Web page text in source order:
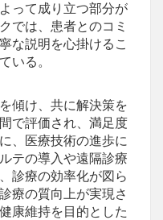
って成り立つ部分が
では、患者とのコミ
な説明を心掛けるこ
いる。
傾け、共に解決策を
で評価され、満足度
、医療技術の進歩に
テの導入や遠隔診療
診療の効率化が図ら
療の質向上が実現さ
康維持を目的とした